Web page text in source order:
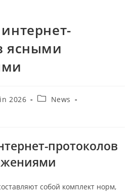
ясными
2026
News
протоколов
собой комплект норм,